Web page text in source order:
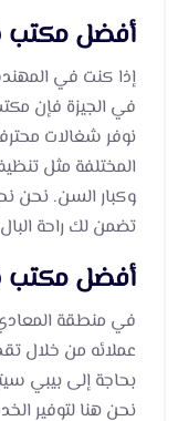
أفضل مكتب
إذا كنت في
في الجيزة فإن
نوفر شغالات
المختلفة مثل
وكبار السن. نحن
تضمن لك راحة
أفضل مكتب
في منطقة
عملائه من خلال
بحاجة إلى بيبي
نحن هنا لتوفير